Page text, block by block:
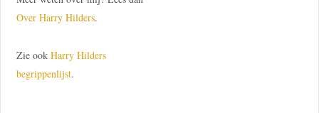
Over Harry Hilders.
Zie ook Harry Hilders
begrippenlijst.